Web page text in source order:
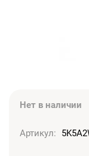
Нет в наличии
Артикул: